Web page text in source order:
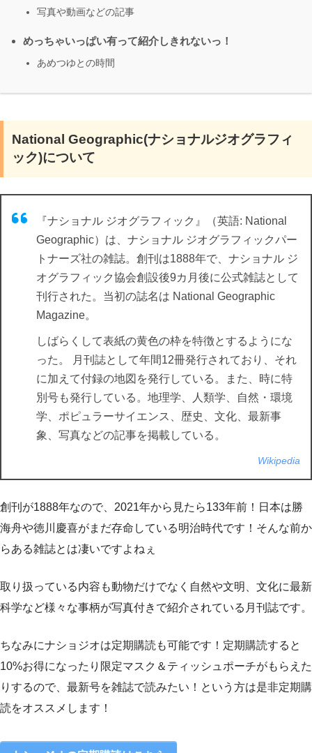
写真や動画などの記事
めっちゃいっぱい有って紹介しきれないっ！
あめつゆとの時間
National Geographic(ナショナルジオグラフィ
ック)について
『ナショナル ジオグラフィック』（英語: National
Geographic）は、ナショナル ジオグラフィックパー
トナーズ社の雑誌。創刊は1888年で、ナショナル ジ
オグラフィック協会創設後9カ月後に公式雑誌として
刊行された。当初の誌名は National Geographic
Magazine。
しばらくして表紙の黄色の枠を特徴とするようにな
った。 月刊誌として年間12冊発行されており、それ
に加えて付録の地図を発行している。また、時に特
別号も発行している。地理学、人類学、自然・環境
学、ポピュラーサイエンス、歴史、文化、最新事
象、写真などの記事を掲載している。
Wikipedia
創刊が1888年なので、2021年から見たら133年前！日本は勝
海舟や徳川慶喜がまだ存命している明治時代です！そんな前か
らある雑誌とは凄いですよねぇ
取り扱っている内容も動物だけでなく自然や文明、文化に最新
科学など様々な事柄が写真付きで紹介されている月刊誌です。
ちなみにナショジオは定期購読も可能です！定期購読すると
10%お得になったり限定マスク＆ティッシュポーチがもらえた
りするので、最新号を雑誌で読みたい！という方は是非定期購
読をオススメします！